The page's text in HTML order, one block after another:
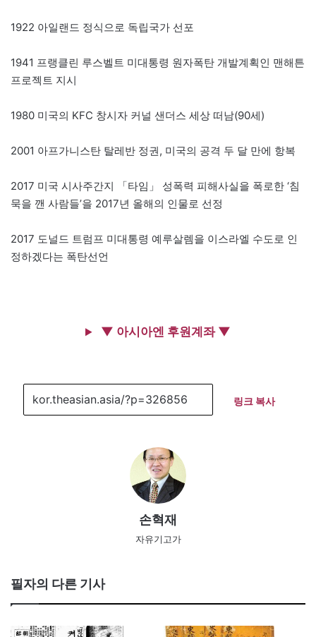
1922 아일랜드 정식으로 독립국가 선포
1941 프랭클린 루스벨트 미대통령 원자폭탄 개발계획인 맨해튼
프로젝트 지시
1980 미국의 KFC 창시자 커널 샌더스 세상 떠남(90세)
2001 아프가니스탄 탈레반 정권, 미국의 공격 두 달 만에 항복
2017 미국 시사주간지 「타임」 성폭력 피해사실을 폭로한 ‘침
묵을 깬 사람들’을 2017년 올해의 인물로 선정
2017 도널드 트럼프 미대통령 예루살렘을 이스라엘 수도로 인
정하겠다는 폭탄선언
▼ 아시아엔 후원계좌 ▼
링크 복사
손혁재
자유기고가
필자의 다른 기사